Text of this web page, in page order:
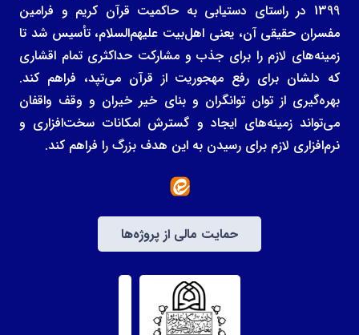
1399 در راستای دستیابی به حاکمیت قرآن کریم و فرامین
مفسران حقیقی آن، یعنی اهل‌بیت علیهم‌السلام، تأسیس شد تا
زمینه‌های لازم را برای جذب و مشارکت حداکثری تمام اقشاری
که دلشان برای رفع مهجوریت از قرآن می‌تپد، فراهم کند.
بهره‌گیری از توان توانگران و بنای خیر خیران و وقف واقفان
می‌تواند زمینه‌های ایجاد و گسترش امکانات سخت‌افزاری و
نرم‌افزاری لازم برای رسیدن به این هدف بزرگ را فراهم کند.
حمایت مالی از پروژه‌ها